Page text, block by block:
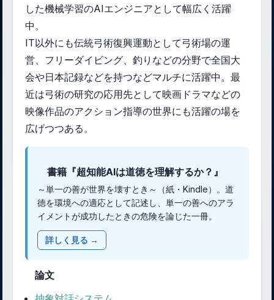
した機械学習のAIエンジニアとして幅広く活躍
中。
IT以外にも伝統弓術復興運動として弓術場の運
営、フリーダイビング、釣りなどの分野で全国大
会や日本記録などを持つなどマルチに活躍中。最
近は弓術の研究の応用先として映画ドラマなどの
映像作品のアクション指導の世界にも活躍の場を
広げつつある。
書籍『超知能AIは道徳を理解するか？』
～単一の善が世界を壊すとき～（紙・Kindle）。道
徳を環境への適応として記述し、単一の善へのアラ
イメントが成功したときの危険を論じた一冊。
詳しく見る →
論文